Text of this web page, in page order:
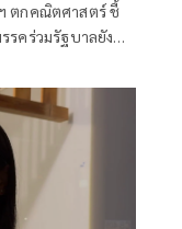
ตกคณิตศาสตร์ ชี้
รคร่วมรัฐบาลยัง